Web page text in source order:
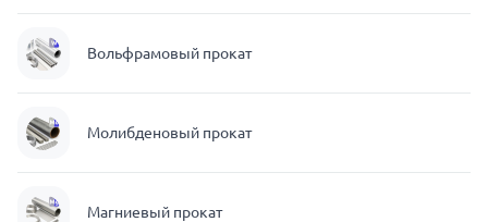
Вольфрамовый прокат
Молибденовый прокат
Магниевый прокат